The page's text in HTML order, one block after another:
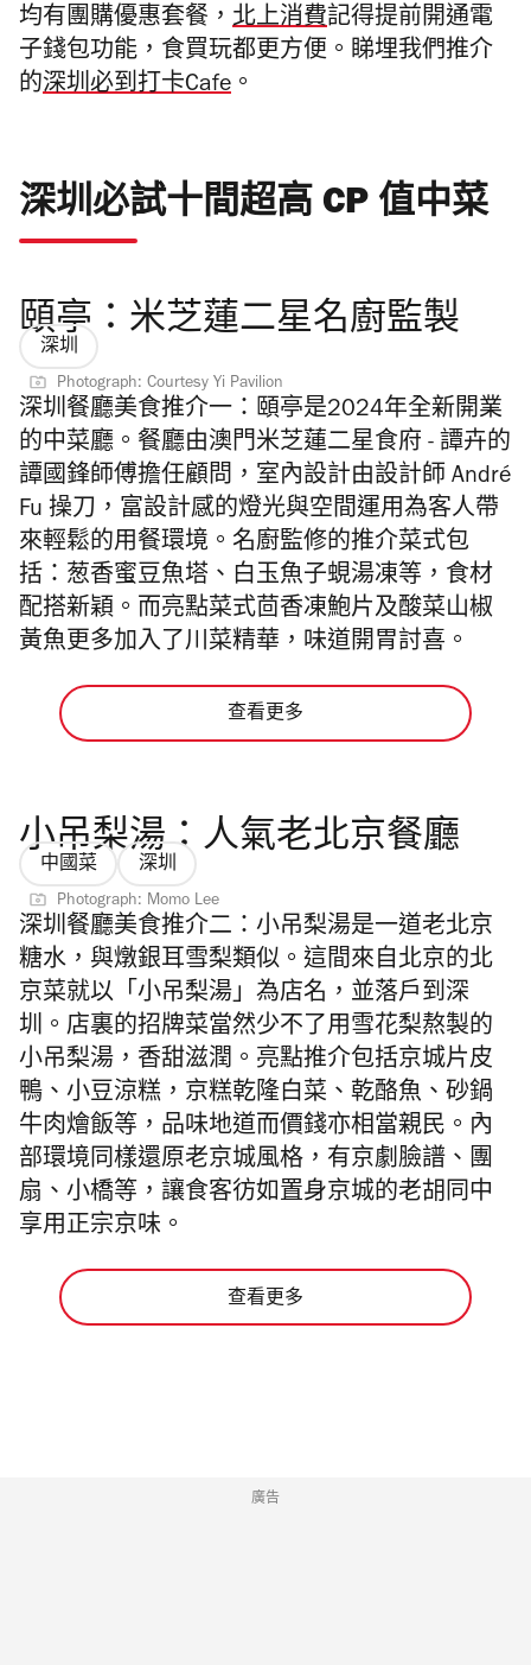
均有團購優惠套餐， 北上消費記得提前開通電
子錢包功能，食買玩都更方便。睇埋我們推介
的深圳必到打卡Cafe 。
深圳必試十間超高 CP 值中菜
頤亭：米芝蓮二星名廚監製
深圳
Photograph: Courtesy Yi Pavilion
深圳餐廳美食推介一： 頤亭是2024年全新開業
的中菜廳。餐廳由澳門米芝蓮二星食府 - 譚卉的
譚國鋒師傅擔任顧問，室內設計由設計師 André
Fu 操刀，富設計感的燈光與空間運用為客人帶
來輕鬆的用餐環境。名廚監修的推介菜式包
括：葱香蜜豆魚塔、白玉魚子蜆湯凍等，食材
配搭新穎。而亮點菜式茴香凍鮑片及酸菜山椒
黃魚更多加入了川菜精華，味道開胃討喜。
查看更多
小吊梨湯：人氣老北京餐廳
中國菜 深圳
Photograph: Momo Lee
深圳餐廳美食推介二： 小吊梨湯是一道老北京
糖水，與燉銀耳雪梨類似。這間來自北京的北
京菜就以「小吊梨湯」為店名，並落戶到深
圳。店裏的招牌菜當然少不了用雪花梨熬製的
小吊梨湯，香甜滋潤。亮點推介包括京城片皮
鴨、小豆涼糕，京糕乾隆白菜、乾酪魚、砂鍋
牛肉燴飯等，品味地道而價錢亦相當親民。內
部環境同樣還原老京城風格，有京劇臉譜、團
扇、小橋等，讓食客彷如置身京城的老胡同中
享用正宗京味。
查看更多
廣告